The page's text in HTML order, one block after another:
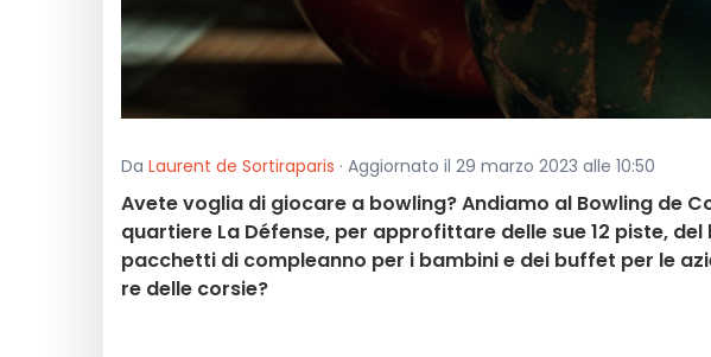
Da Laurent de Sortiraparis · Aggiornato il 29 marzo 2023 alle 10:50
Avete voglia di giocare a bowling? Andiamo al Bowling de
quartiere La Défense, per approfittare delle sue 12 piste,
pacchetti di compleanno per i bambini e dei buffet per le
re delle corsie?